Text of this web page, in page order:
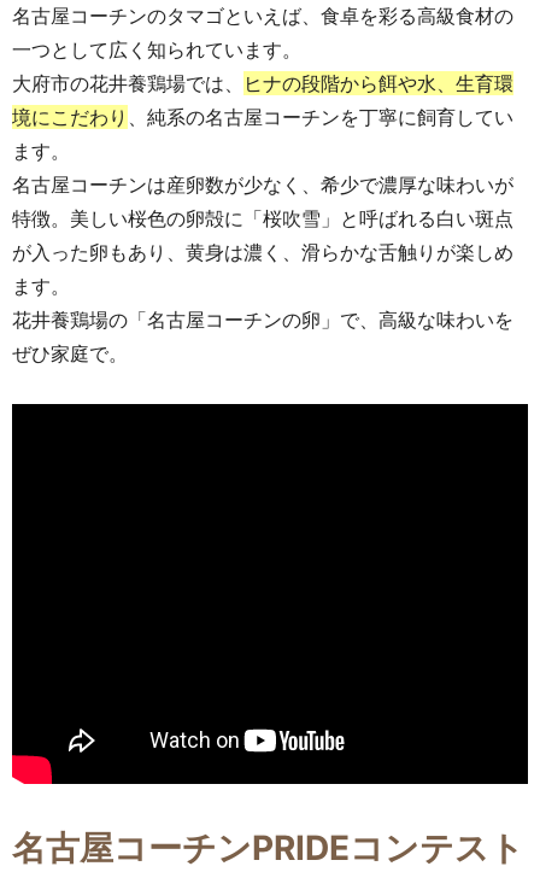
名古屋コーチンのタマゴといえば、食卓を彩る高級食材の
一つとして広く知られています。
大府市の花井養鶏場では、
ヒナの段階から餌や水、生育環
境にこだわり 、純系の名古屋コーチンを丁寧に飼育してい
ます。
名古屋コーチンは産卵数が少なく、希少で濃厚な味わいが
特徴。美しい桜色の卵殻に「桜吹雪」と呼ばれる白い斑点
が入った卵もあり、黄身は濃く、滑らかな舌触りが楽しめ
ます。
花井養鶏場の「名古屋コーチンの卵」で、高級な味わいを
ぜひ家庭で。
名古屋コーチンPRIDEコンテスト